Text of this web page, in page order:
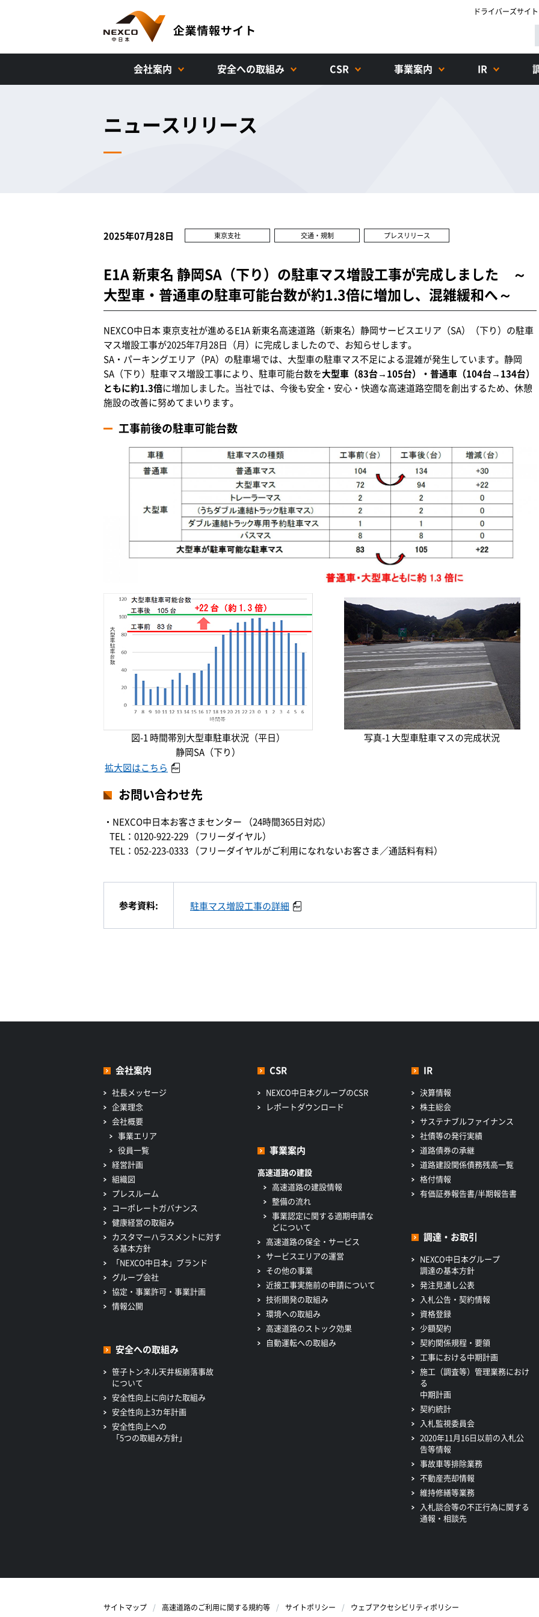
ドライバーズサイト
会社案内 安全への取組み CSR 事業案内 IR
ニュースリリース
2025年07月28日 東京支社 交通・規制 プレスリリース
E1A 新東名 静岡SA（下り）の駐車マス増設工事が完成しました ～
大型車・普通車の駐車可能台数が約1.3倍に増加し、混雑緩和へ～
NEXCO中日本 東京支社が進めるE1A 新東名高速道路（新東名）静岡サービスエリア（SA）（下り）の駐車
マス増設工事が2025年7月28日（月）に完成しましたので、お知らせします。
SA・パーキングエリア（PA）の駐車場では、大型車の駐車マス不足による混雑が発生しています。静岡
SA（下り）駐車マス増設工事により、駐車可能台数を大型車（83台→105台）・普通車（104台→134台）
ともに約1.3倍に増加しました。当社では、今後も安全・安心・快適な高速道路空間を創出するため、休憩
施設の改善に努めてまいります。
工事前後の駐車可能台数
図-1 時間帯別大型車駐車状況（平日）
静岡SA（下り）
写真-1 大型車駐車マスの完成状況
拡大図はこちら
お問い合わせ先
・NEXCO中日本お客さまセンター （24時間365日対応）
TEL：0120-922-229 （フリーダイヤル）
TEL：052-223-0333 （フリーダイヤルがご利用になれないお客さま／通話料有料）
参考資料: 駐車マス増設工事の詳細
会社案内
社長メッセージ
企業理念
会社概要
事業エリア
役員一覧
経営計画
組織図
プレスルーム
コーポレートガバナンス
健康経営の取組み
カスタマーハラスメントに対す
る基本方針
「NEXCO中日本」ブランド
グループ会社
協定・事業許可・事業計画
情報公開
安全への取組み
笹子トンネル天井板崩落事故
について
安全性向上に向けた取組み
安全性向上3カ年計画
安全性向上への
「5つの取組み方針」
CSR
NEXCO中日本グループのCSR
レポートダウンロード
事業案内
高速道路の建設
高速道路の建設情報
整備の流れ
事業認定に関する適期申請な
どについて
高速道路の保全・サービス
サービスエリアの運営
その他の事業
近接工事実施前の申請について
技術開発の取組み
環境への取組み
高速道路のストック効果
自動運転への取組み
IR
決算情報
株主総会
サステナブルファイナンス
社債等の発行実績
道路債券の承継
道路建設関係債務残高一覧
格付情報
有価証券報告書/半期報告書
調達・お取引
NEXCO中日本グループ
調達の基本方針
発注見通し公表
入札公告・契約情報
資格登録
少額契約
契約関係規程・要領
工事における中期計画
施工（調査等）管理業務におけ
る
中期計画
契約統計
入札監視委員会
2020年11月16日以前の入札公
告等情報
事故車等排除業務
不動産売却情報
維持修繕等業務
入札談合等の不正行為に関する
通報・相談先
サイトマップ 高速道路のご利用に関する規約等 サイトポリシー ウェブアクセシビリティポリシー